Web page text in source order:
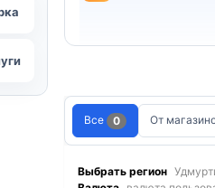
Все 0 От
Выбрать регион